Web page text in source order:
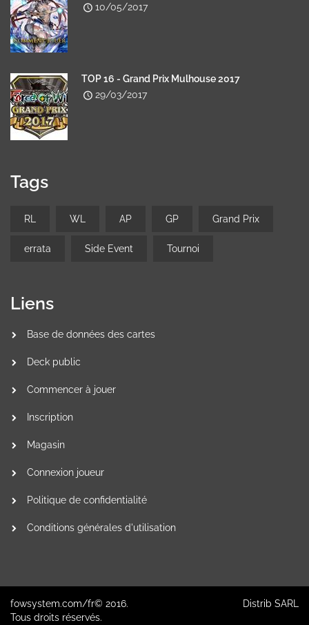
10/05/2017
TOP 16 - Grand Prix Mulhouse 2017
29/03/2017
Tags
RL WL AP GP Grand Prix
errata Side Event Tournoi
Liens
Base de données des cartes
Deck public
Commencer à jouer
Inscription
Magasin
Connexion joueur
Politique de confidentialité
Conditions générales d'utilisation
fowsystem.com/fr© 2016.
Tous droits réservés.
Distrib SARL